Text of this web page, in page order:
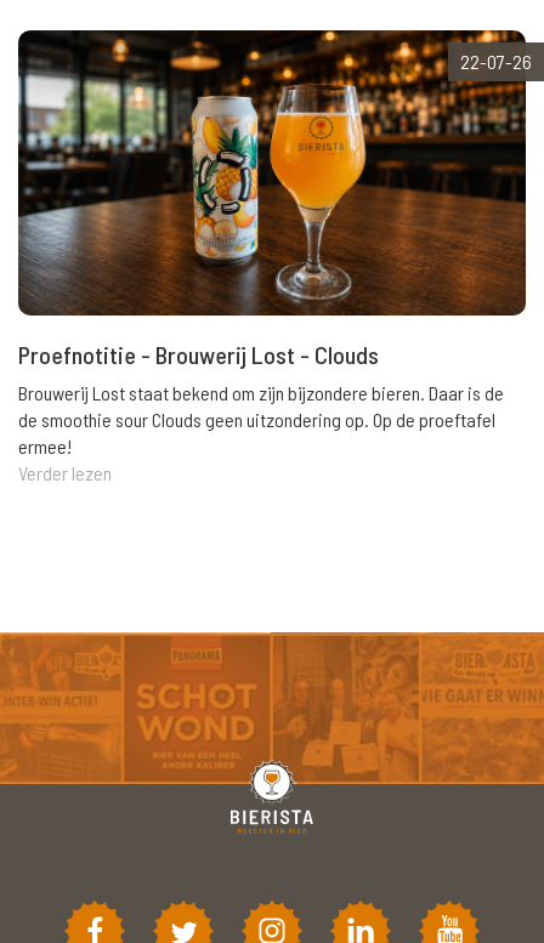
22-07-26
Proefnotitie - Brouwerij Lost - Clouds
Brouwerij Lost staat bekend om zijn bijzondere bieren. Daar is de
de smoothie sour Clouds geen uitzondering op. Op de proeftafel
ermee!
Verder lezen